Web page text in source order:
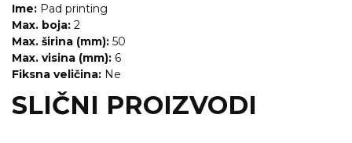
Ime: Pad printing
Max. boja: 2
Max. širina (mm): 50
Max. visina (mm): 6
Fiksna veličina: Ne
SLIČNI PROIZVODI